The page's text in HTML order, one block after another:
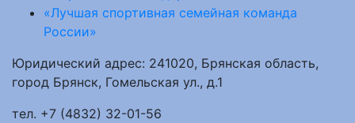
«Лучшая спортивная семейная команда
России»
Юридический адрес: 241020, Брянская область,
город Брянск, Гомельская ул., д.1
тел. +7 (4832) 32-01-56